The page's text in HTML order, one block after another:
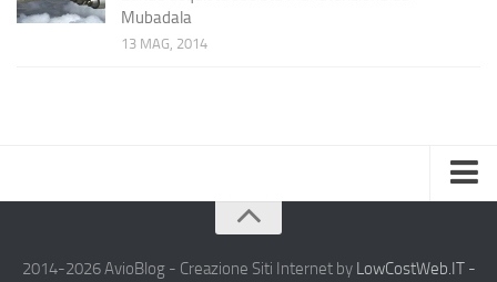
Mubadala
13 MAG, 2014
Chi Siamo
2014-2026 AvioBlog - Creazione Siti Internet by LowCostWeb.IT -